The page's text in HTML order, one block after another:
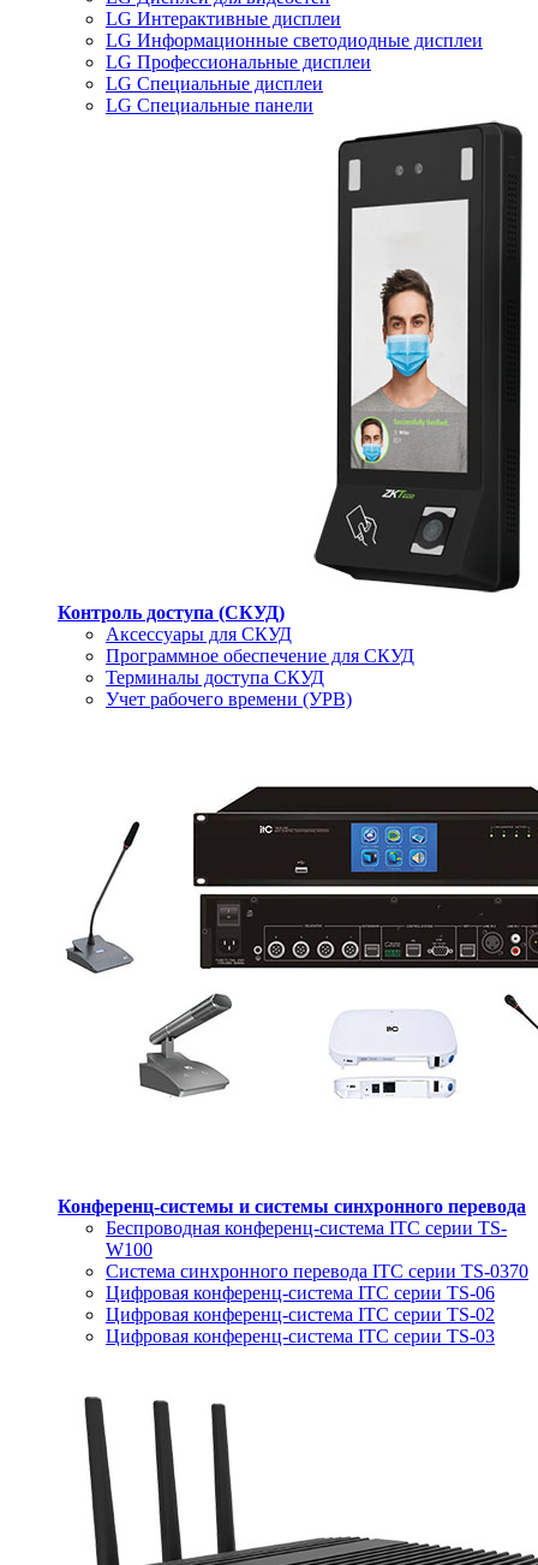
LG Интерактивные дисплеи
LG Информационные светодиодные дисплеи
LG Профессиональные дисплеи
LG Специальные дисплеи
LG Специальные панели
Контроль доступа (СКУД)
Аксессуары для СКУД
Программное обеспечение для СКУД
Терминалы доступа СКУД
Учет рабочего времени (УРВ)
Конференц-системы и системы синхронного перевода
Беспроводная конференц-система ITC серии TS-
W100
Система синхронного перевода ITC серии TS-0370
Цифровая конференц-система ITC серии TS-06
Цифровая конференц-система ITC серии TS-02
Цифровая конференц-система ITC серии TS-03